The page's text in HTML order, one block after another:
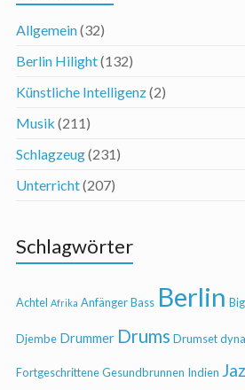
Allgemein(32)
Berlin Hilight(132)
Künstliche Intelligenz(2)
Musik (211)
Schlagzeug(231)
Unterricht(207)
Schlagwörter
Achtel Afrika AnfängerBass Berlin
Djembe Drummer Drums Drumset
FortgeschritteneGesundbrunnen Indien